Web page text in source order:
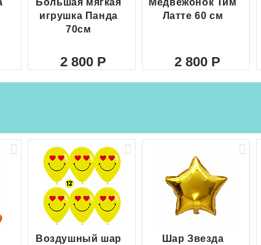
Большая мягкая
игрушка Панда
70см
2 800
Медвежонок Тим
Латте 60 см
2 800
Воздушный шар
Шар Звезда